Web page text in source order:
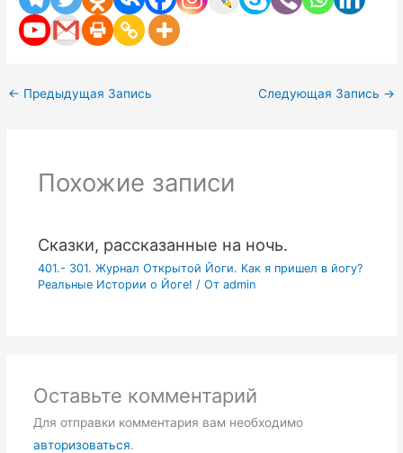
← Предыдущая Запись Следующая Запись →
Похожие записи
Сказки, рассказанные на ночь.
401.- 301. Журнал Открытой Йоги. Как я пришел в йогу?
Реальные Истории о Йоге! / От admin
Оставьте комментарий
Для отправки комментария вам необходимо
авторизоваться.